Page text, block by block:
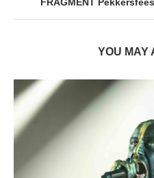
FRAGMENT
YOU MAY